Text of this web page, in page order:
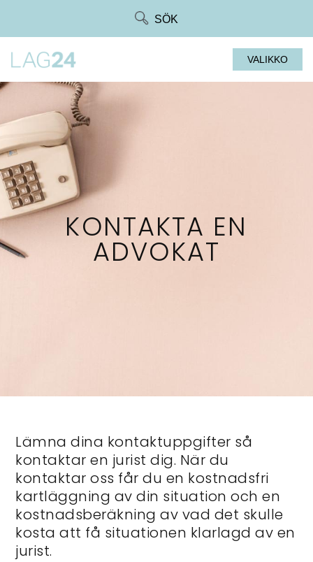
SÖK
VALIKKO
KONTAKTA EN
ADVOKAT
Lämna dina kontaktuppgifter så
kontaktar en jurist dig. När du
kontaktar oss får du en kostnadsfri
kartläggning av din situation och en
kostnadsberäkning av vad det skulle
kosta att få situationen klarlagd av en
jurist.